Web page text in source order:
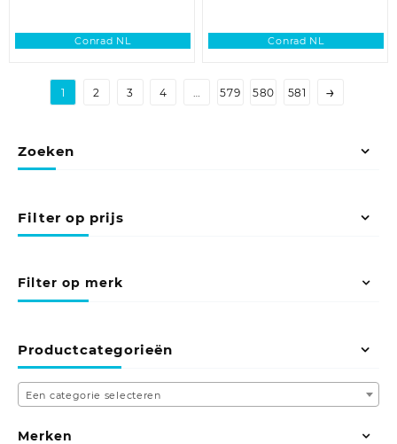
Conrad NL Conrad NL
1 2 3 4 … 579 580 581 →
Zoeken
Filter op prijs
Filter op merk
Productcategorieën
Een categorie selecteren
Merken